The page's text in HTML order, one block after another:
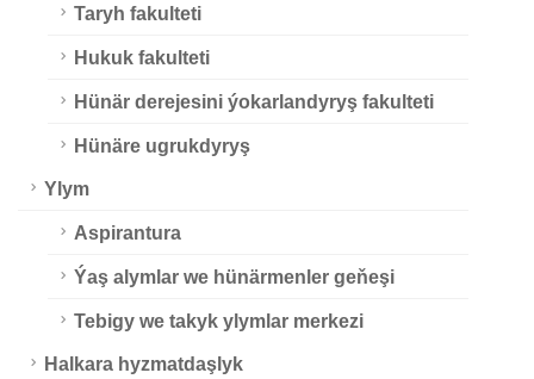
Taryh fakulteti
Hukuk fakulteti
Hünär derejesini ýokarlandyryş fakulteti
Hünäre ugrukdyryş
Ylym
Aspirantura
Ýaş alymlar we hünärmenler geňeşi
Tebigy we takyk ylymlar merkezi
Halkara hyzmatdaşlyk